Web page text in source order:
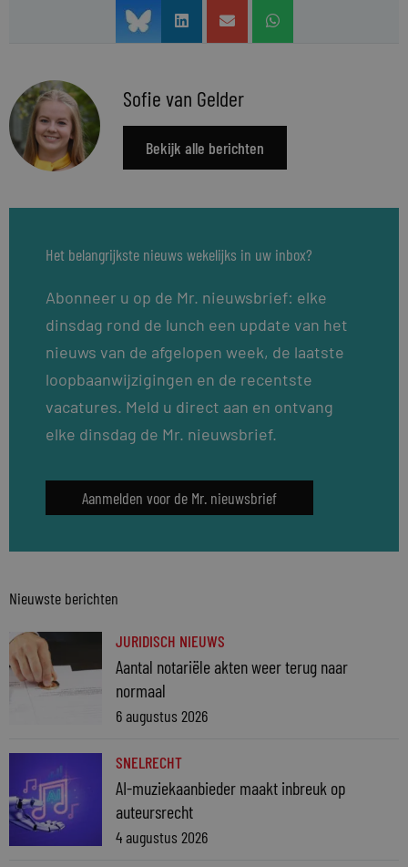
Sofie van Gelder
Bekijk alle berichten
Het belangrijkste nieuws wekelijks in uw inbox?
Abonneer u op de Mr. nieuwsbrief: elke
dinsdag rond de lunch een update van het
nieuws van de afgelopen week, de laatste
loopbaanwijzigingen en de recentste
vacatures. Meld u direct aan en ontvang
elke dinsdag de Mr. nieuwsbrief.
Aanmelden voor de Mr. nieuwsbrief
Nieuwste berichten
JURIDISCH NIEUWS
Aantal notariële akten weer terug naar
normaal
6 augustus 2026
SNELRECHT
AI-muziekaanbieder maakt inbreuk op
auteursrecht
4 augustus 2026